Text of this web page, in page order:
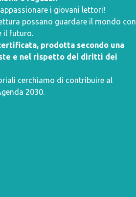
i giovani lettori!
possano guardare il mondo con
il futuro.
prodotta secondo una
e nel rispetto dei diritti dei
cerchiamo di contribuire al
2030